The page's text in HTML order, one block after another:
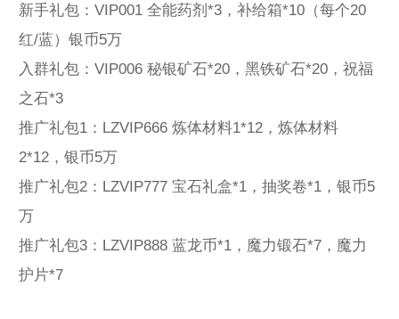
新手礼包：VIP001 全能药剂*3，补给箱*10（每个20
红/蓝）银币5万
入群礼包：VIP006 秘银矿石*20，黑铁矿石*20，祝福
之石*3
推广礼包1：LZVIP666 炼体材料1*12，炼体材料
2*12，银币5万
推广礼包2：LZVIP777 宝石礼盒*1，抽奖卷*1，银币5
万
推广礼包3：LZVIP888 蓝龙币*1，魔力锻石*7，魔力
护片*7